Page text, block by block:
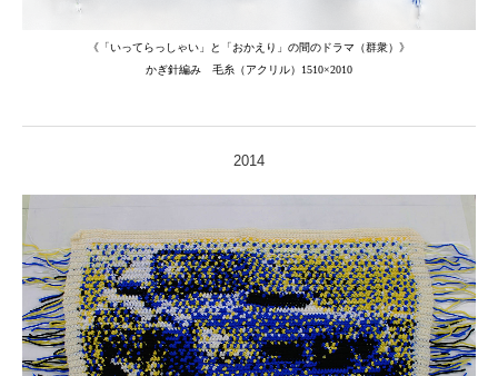
《「いってらっしゃい」と「おかえり」の間のドラマ（群衆）》
かぎ針編み 毛糸（アクリル） 1510×2010
2014